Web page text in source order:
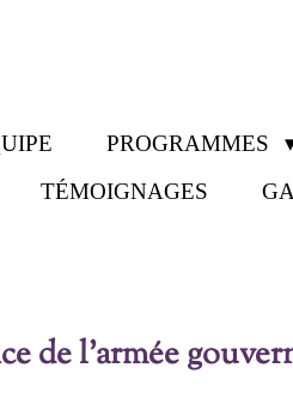
PROGRAMMES
TÉMOIGNAGES
de l'armée